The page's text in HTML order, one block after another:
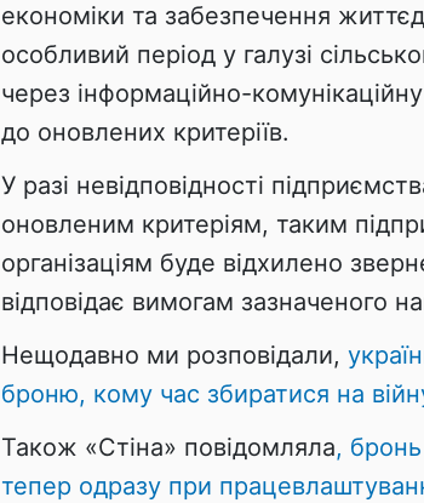
економіки та забезпечення
особливий період у галузі
через інформаційно-
до оновлених критеріїв.
У разі невідповідності
оновленим критеріям, таким
організаціям буде відхилено
відповідає вимогам зазначеного
Нещодавно ми розповідали,
броню, кому час збиратися на
Також «Стіна» повідомляла,
тепер одразу при